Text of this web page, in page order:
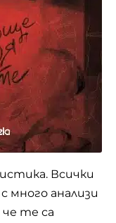
Всички
много анализи
че те са